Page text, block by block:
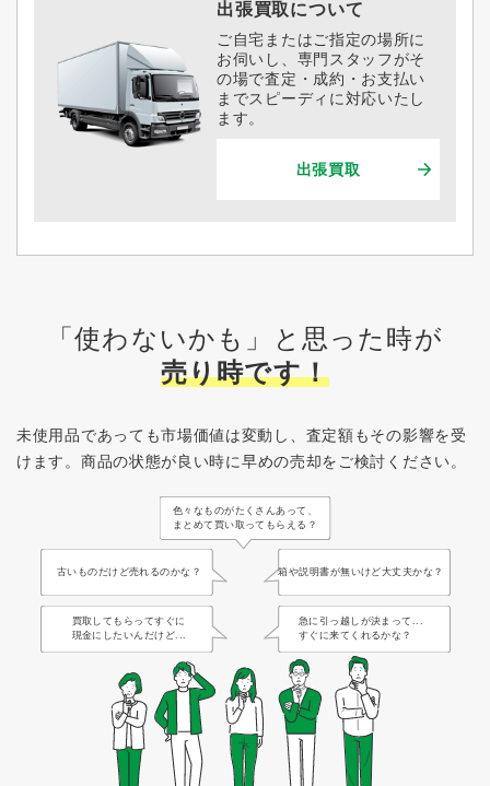
出張買取について
ご自宅またはご指定の場所に
お伺いし、専門スタッフがそ
の場で査定・成約・お支払い
までスピーディに対応いたし
ます。
出張買取
「使わないかも」と思った時が
売り時です！
未使用品であっても市場価値は変動し、査定額もその影響を受
けます。 商品の状態が良い時に早めの売却をご検討ください。
色々なものがたくさんあって、
まとめて買い取ってもらえる？
古いものだけど売れるのかな？ 箱や説明書が無いけど大丈夫かな？
買取してもらってすぐに
現金にしたいんだけど...
急に引っ越しが決まって...
すぐに来てくれるかな？